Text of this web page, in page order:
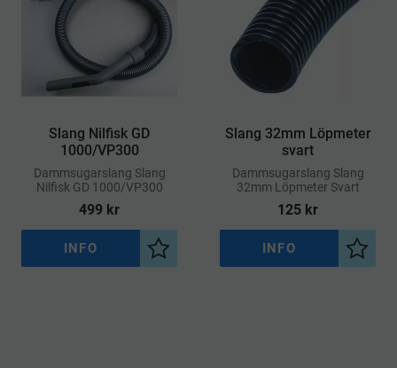
Slang Nilfisk GD
1000/VP300
​Dammsugarslang Slang
Nilfisk GD 1000/VP300
499 kr
Lägg till i önskelista
INFO
Slang 32mm Löpmeter
svart
​Dammsugarslang Slang
32mm Löpmeter Svart
125 kr
Lägg
INFO